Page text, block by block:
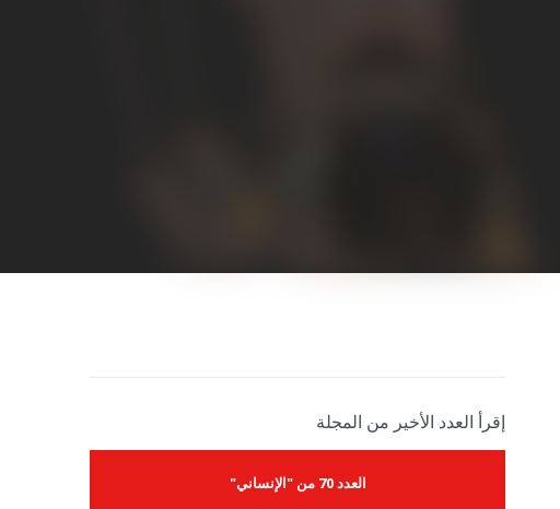
إقرأ العدد الأخير من المجلة
العدد 70 من "الإنساني"